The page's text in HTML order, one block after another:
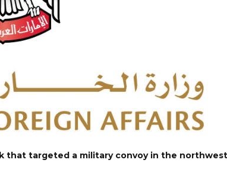
that targeted a military convoy in the northwest